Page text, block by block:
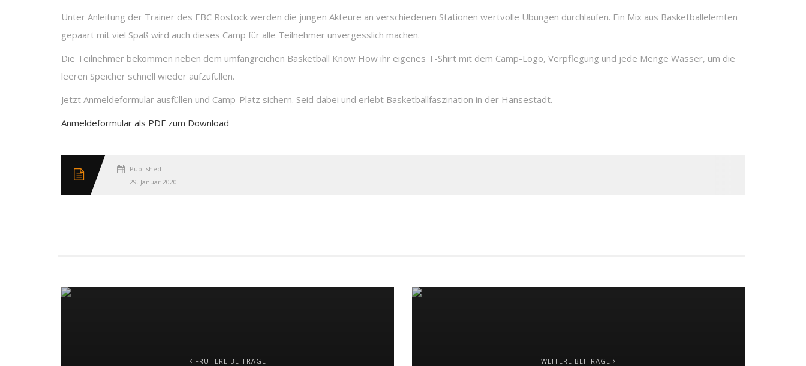
Unter Anleitung der Trainer des EBC Rostock werden die jungen Akteure an verschiedenen Stationen wertvolle Übungen durchlaufen. Ein Mix aus Basketballelemten
gepaart mit viel Spaß wird auch dieses Camp für alle Teilnehmer unvergesslich machen.
Die Teilnehmer bekommen neben dem umfangreichen Basketball Know How ihr eigenes T-Shirt mit dem Camp-Logo, Verpflegung und jede Menge Wasser, um die
leeren Speicher schnell wieder aufzufüllen.
Jetzt Anmeldeformular ausfüllen und Camp-Platz sichern. Seid dabei und erlebt Basketballfaszination in der Hansestadt.
Anmeldeformular als PDF zum Download
Published
29. Januar 2020
FRÜHERE BEITRÄGE WEITERE BEITRÄGE